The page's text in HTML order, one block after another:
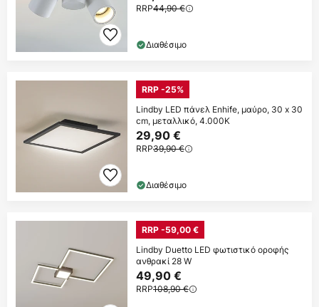
RRP44,90 €
Διαθέσιμο
RRP -25%
Lindby LED πάνελ Enhife, μαύρο, 30 x 30
cm, μεταλλικό, 4.000K
29,90 €
RRP39,90 €
Διαθέσιμο
RRP -59,00 €
Lindby Duetto LED φωτιστικό οροφής
ανθρακί 28 W
49,90 €
RRP108,90 €